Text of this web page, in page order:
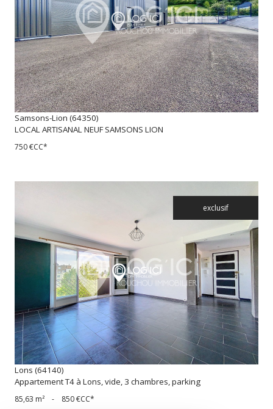
voir le bien
Samsons-Lion (64350)
LOCAL ARTISANAL NEUF SAMSONS LION
750 €CC*
exclusif
voir le bien
Lons (64140)
Appartement T4 à Lons, vide, 3 chambres, parking
85,63 m² - 850 €CC*